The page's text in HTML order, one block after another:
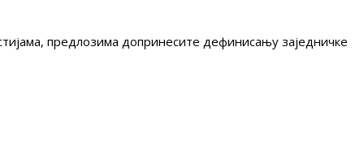
предлозима допринесите дефинисању заједничке